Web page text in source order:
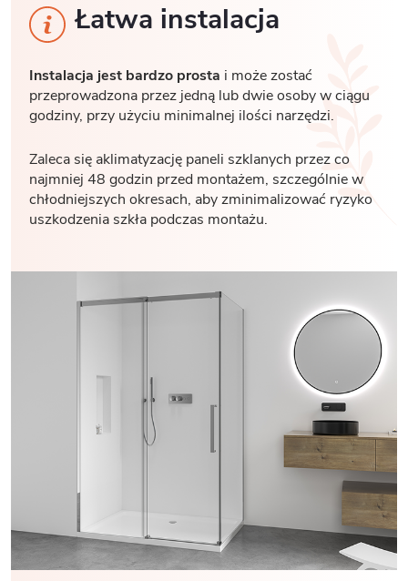
Łatwa instalacja
Instalacja jest bardzo prosta i może zostać
przeprowadzona przez jedną lub dwie osoby w ciągu
godziny, przy użyciu minimalnej ilości narzędzi.
Zaleca się aklimatyzację paneli szklanych przez co
najmniej 48 godzin przed montażem, szczególnie w
chłodniejszych okresach, aby zminimalizować ryzyko
uszkodzenia szkła podczas montażu.